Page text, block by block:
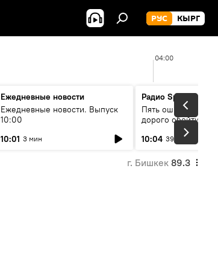
РУС КЫРГ
04:00
Ежедневные новости
Ежедневные новости. Выпуск
10:00
10:01 3 мин
Радио Sputnik
Пять ошибок
дорого обойтись
10:04 39 мин
г. Бишкек 89.3